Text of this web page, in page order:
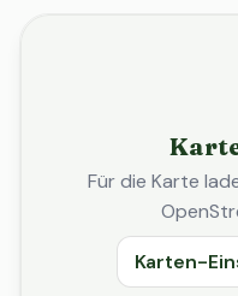
Für die Karte
Karten-